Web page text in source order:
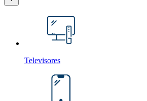
Televisores